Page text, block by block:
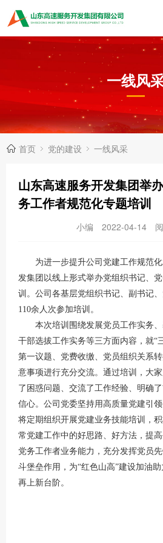
一线风
首页 党的建设 一线风采
山东高速服务开发集团举
务工作者规范化专题培训
小编 2022-04-14
为进一步提升公司党建工作规范化
发集团以线上形式举办党组织书记、
训。公司各基层党组织书记、副书记
110余人次参加培训。
本次培训围绕发展党员工作实务、
干部选拔工作实务等三方面内容，就“
第一议题、党费收缴、党员组织关系
意事项进行充分交流。通过培训，大
了困惑问题、交流了工作经验、明确
信心。公司党委坚持用高质量党建引
将定期组织开展党建业务技能培训，
常党建工作中的好思路、好方法，提高
党务工作者业务能力，充分发挥党员
斗堡垒作用，为“红色山高”建设加油
再上新台阶。